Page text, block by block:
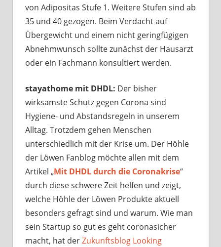
von Adipositas Stufe 1. Weitere Stufen sind ab
35 und 40 gezogen. Beim Verdacht auf
Übergewicht und einem nicht geringfügigen
Abnehmwunsch sollte zunächst der Hausarzt
oder ein Fachmann konsultiert werden.
stayathome mit DHDL: Der bisher
wirksamste Schutz gegen Corona sind
Hygiene- und Abstandsregeln in unserem
Alltag. Trotzdem gehen Menschen
unterschiedlich mit der Krise um. Der Höhle
der Löwen Fanblog möchte allen mit dem
Artikel „Mit DHDL durch die Coronakrise“
durch diese schwere Zeit helfen und zeigt,
welche Höhle der Löwen Produkte aktuell
besonders gefragt sind und warum. Wie man
sein Startup so gut es geht coronasicher
macht, hat derZukunftsblog Looking